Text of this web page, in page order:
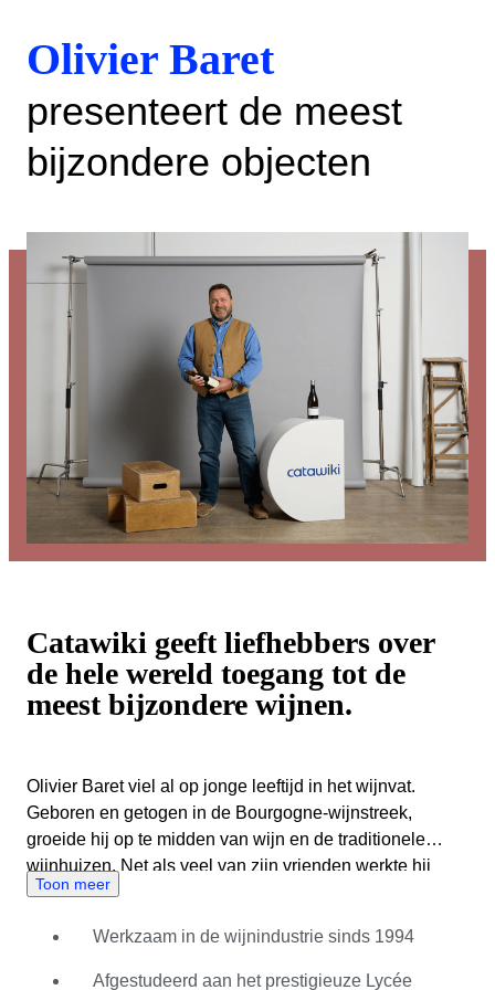
Olivier Baret
presenteert de meest
bijzondere objecten
Catawiki geeft liefhebbers over
de hele wereld toegang tot de
meest bijzondere wijnen.
Olivier Baret viel al op jonge leeftijd in het wijnvat.
Geboren en getogen in de Bourgogne-wijnstreek,
groeide hij op te midden van wijn en de traditionele
wijnhuizen. Net als veel van zijn vrienden werkte hij
tijdens de zomervakanties op de lokale wijngaarden.
zijn vader was directeur van het Lycée Viticole de
Beaune. Dit is dezelfde prestigieuze school waar Olivier
Toon meer
Werkzaam in de wijnindustrie sinds 1994
Afgestudeerd aan het prestigieuze Lycée